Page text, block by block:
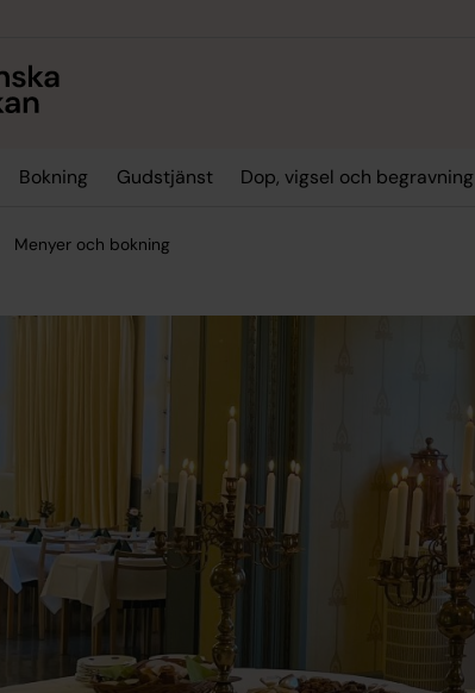
Bokning Gudstjänst Dop, vigsel och begravning
Menyer och bokning